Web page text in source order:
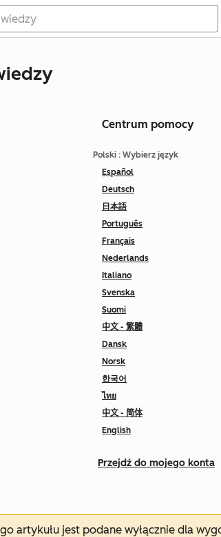
Centrum pomocy
Polski : Wybierz język
Español
Deutsch
日本語
Português
Français
Nederlands
Italiano
Svenska
Suomi
中文 - 繁體
Dansk
Norsk
한국어
ไทย
中文 - 简体
English
Przejdź do mojego konta
artykułu jest podane wyłącznie dla